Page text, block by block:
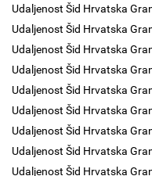
Udaljenost Šid Hrvatska
Udaljenost Šid Hrvatska
Udaljenost Šid Hrvatska
Udaljenost Šid Hrvatska
Udaljenost Šid Hrvatska
Udaljenost Šid Hrvatska
Udaljenost Šid Hrvatska
Udaljenost Šid Hrvatska
Udaljenost Šid Hrvatska